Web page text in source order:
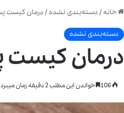
خانه/دسته‌بندی نشده/درمان کیست
دسته‌بندی نشده
درمان کیست
خواندن این مطلب 2 دقیقه زمان میبرد